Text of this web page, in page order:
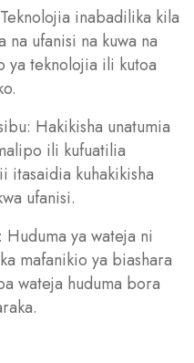
inabadilika kila
na ufanisi na kuwa na
ya teknolojia ili kutoa
Hakikisha unatumia
ili kufuatilia
itasaidia kuhakikisha
ufanisi.
ya wateja ni
mafanikio ya biashara
wateja huduma bora